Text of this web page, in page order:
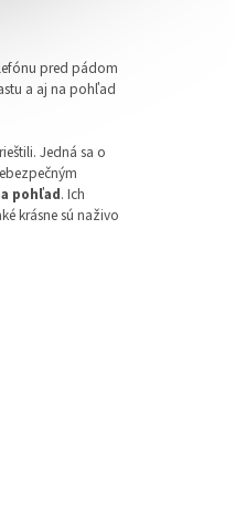
pred pádom
a aj na pohľad
Jedná sa o
pohľad. Ich
krásne sú naživo